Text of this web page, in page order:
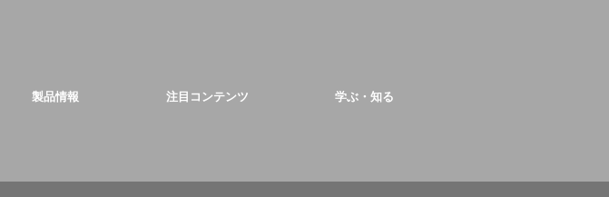
製品情報 注目コンテンツ 学ぶ・知る